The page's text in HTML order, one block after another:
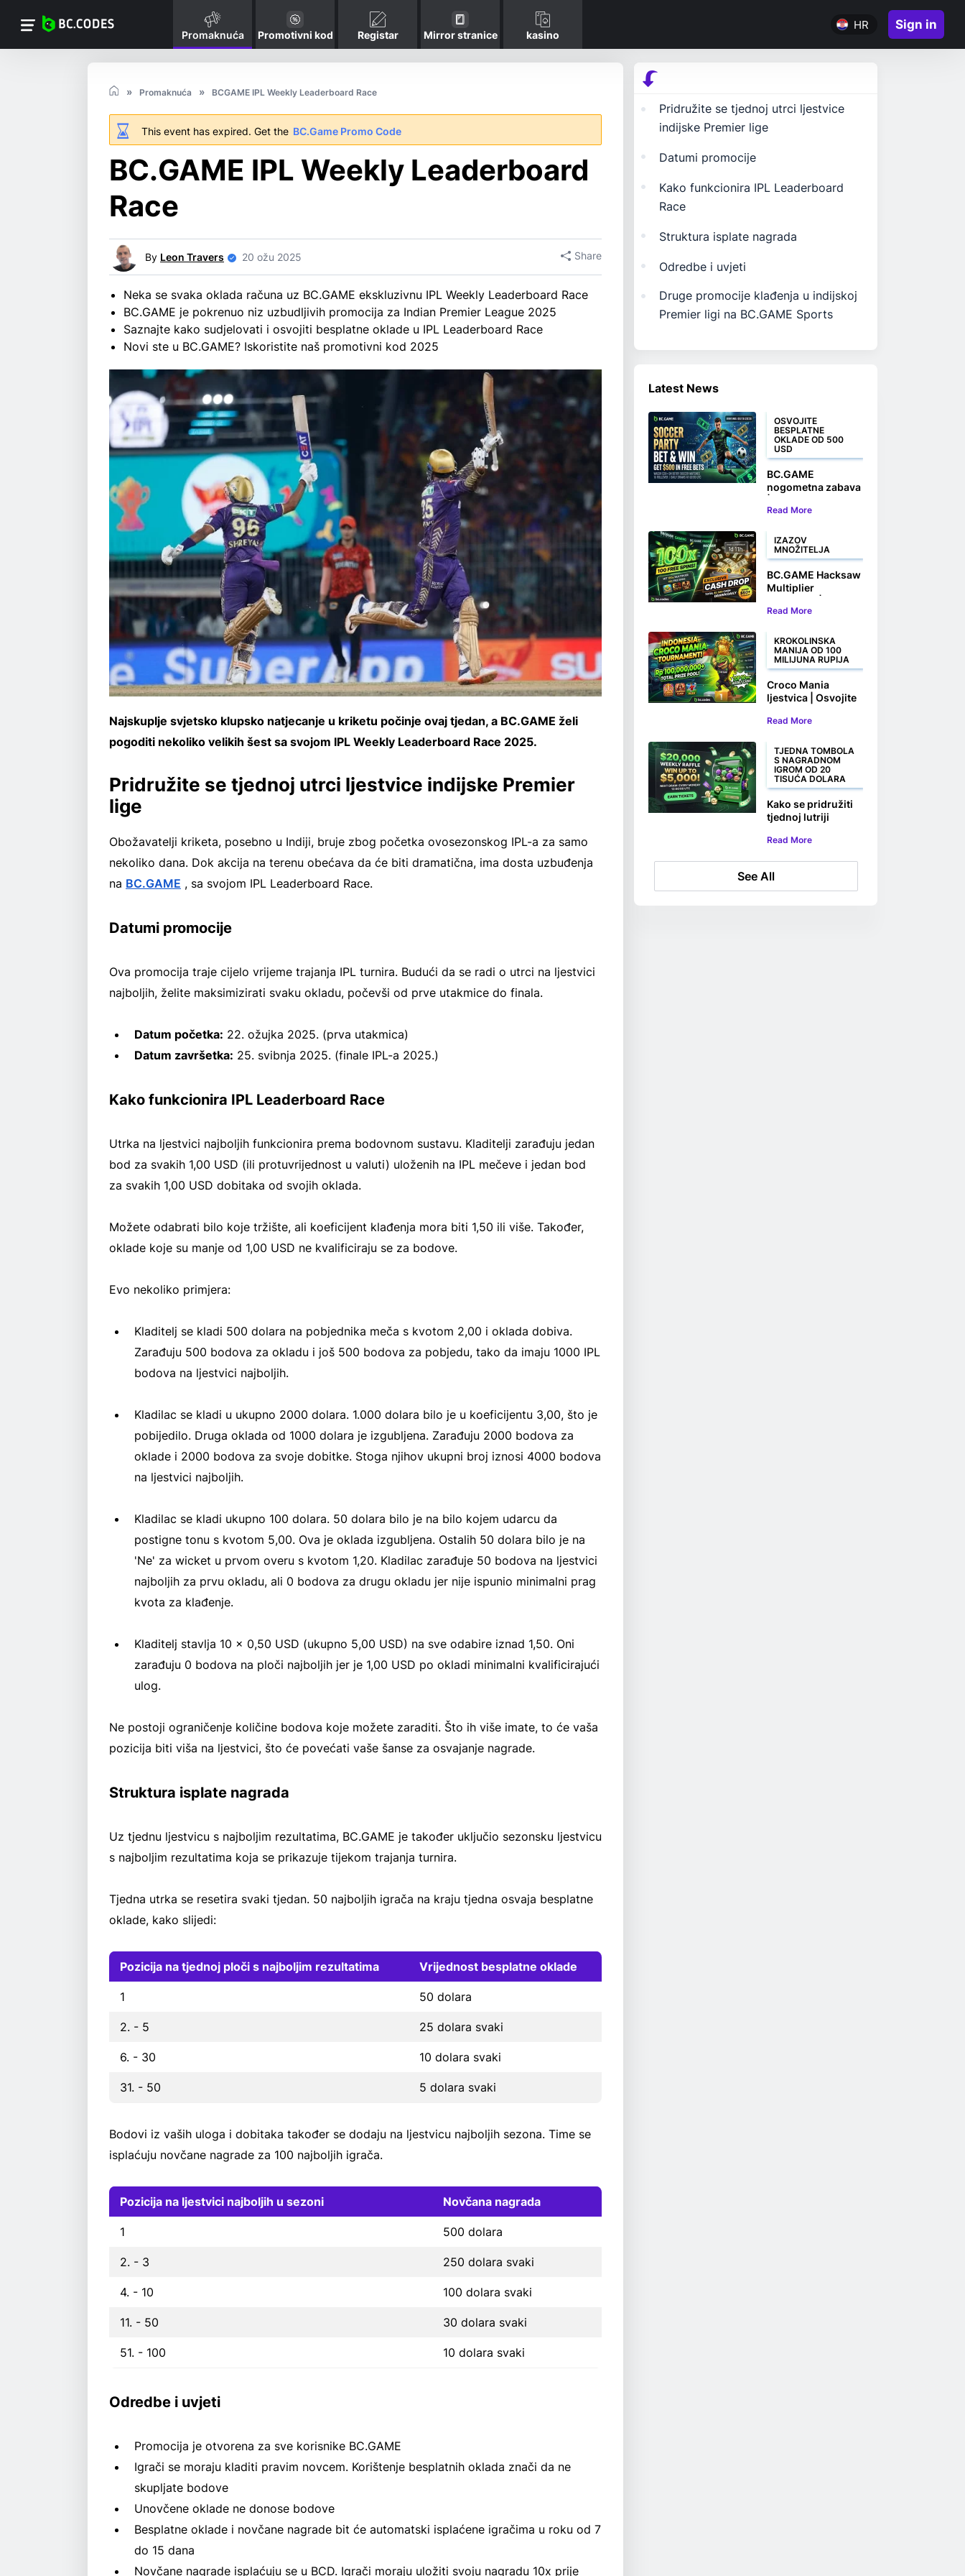
Promaknuća Promotivni kod Registar Mirror stranice kasino
HR Sign in
Promaknuća BCGAME IPL Weekly Leaderboard Race
This event has expired. Get the BC.Game Promo Code
BC.GAME IPL Weekly Leaderboard
Race
By Leon Travers 20 ožu 2025 Share
Neka se svaka oklada računa uz BC.GAME ekskluzivnu IPL Weekly Leaderboard Race
BC.GAME je pokrenuo niz uzbudljivih promocija za Indian Premier League 2025
Saznajte kako sudjelovati i osvojiti besplatne oklade u IPL Leaderboard Race
Novi ste u BC.GAME? Iskoristite naš promotivni kod 2025
Najskuplje svjetsko klupsko natjecanje u kriketu počinje ovaj tjedan, a BC.GAME želi
pogoditi nekoliko velikih šest sa svojom IPL Weekly Leaderboard Race 2025.
Pridružite se tjednoj utrci ljestvice indijske Premier
lige
Obožavatelji kriketa, posebno u Indiji, bruje zbog početka ovosezonskog IPL-a za samo
nekoliko dana. Dok akcija na terenu obećava da će biti dramatična, ima dosta uzbuđenja
na BC.GAME , sa svojom IPL Leaderboard Race.
Datumi promocije
Ova promocija traje cijelo vrijeme trajanja IPL turnira. Budući da se radi o utrci na ljestvici
najboljih, želite maksimizirati svaku okladu, počevši od prve utakmice do finala.
Datum početka: 22. ožujka 2025. (prva utakmica)
Datum završetka: 25. svibnja 2025. (finale IPL-a 2025.)
Kako funkcionira IPL Leaderboard Race
Utrka na ljestvici najboljih funkcionira prema bodovnom sustavu. Kladitelji zarađuju jedan
bod za svakih 1,00 USD (ili protuvrijednost u valuti) uloženih na IPL mečeve i jedan bod
za svakih 1,00 USD dobitaka od svojih oklada.
Možete odabrati bilo koje tržište, ali koeficijent klađenja mora biti 1,50 ili više. Također,
oklade koje su manje od 1,00 USD ne kvalificiraju se za bodove.
Evo nekoliko primjera:
Kladitelj se kladi 500 dolara na pobjednika meča s kvotom 2,00 i oklada dobiva.
Zarađuju 500 bodova za okladu i još 500 bodova za pobjedu, tako da imaju 1000 IPL
bodova na ljestvici najboljih.
Kladilac se kladi u ukupno 2000 dolara. 1.000 dolara bilo je u koeficijentu 3,00, što je
pobijedilo. Druga oklada od 1000 dolara je izgubljena. Zarađuju 2000 bodova za
oklade i 2000 bodova za svoje dobitke. Stoga njihov ukupni broj iznosi 4000 bodova
na ljestvici najboljih.
Kladilac se kladi ukupno 100 dolara. 50 dolara bilo je na bilo kojem udarcu da
postigne tonu s kvotom 5,00. Ova je oklada izgubljena. Ostalih 50 dolara bilo je na
'Ne' za wicket u prvom overu s kvotom 1,20. Kladilac zarađuje 50 bodova na ljestvici
najboljih za prvu okladu, ali 0 bodova za drugu okladu jer nije ispunio minimalni prag
kvota za klađenje.
Kladitelj stavlja 10 x 0,50 USD (ukupno 5,00 USD) na sve odabire iznad 1,50. Oni
zarađuju 0 bodova na ploči najboljih jer je 1,00 USD po okladi minimalni kvalificirajući
ulog.
Ne postoji ograničenje količine bodova koje možete zaraditi. Što ih više imate, to će vaša
pozicija biti viša na ljestvici, što će povećati vaše šanse za osvajanje nagrade.
Struktura isplate nagrada
Uz tjednu ljestvicu s najboljim rezultatima, BC.GAME je također uključio sezonsku ljestvicu
s najboljim rezultatima koja se prikazuje tijekom trajanja turnira.
Tjedna utrka se resetira svaki tjedan. 50 najboljih igrača na kraju tjedna osvaja besplatne
oklade, kako slijedi:
Pozicija na tjednoj ploči s najboljim rezultatima Vrijednost besplatne oklade
1 50 dolara
2. - 5 25 dolara svaki
6. - 30 10 dolara svaki
31. - 50 5 dolara svaki
Bodovi iz vaših uloga i dobitaka također se dodaju na ljestvicu najboljih sezona. Time se
isplaćuju novčane nagrade za 100 najboljih igrača.
Pozicija na ljestvici najboljih u sezoni Novčana nagrada
1 500 dolara
2. - 3 250 dolara svaki
4. - 10 100 dolara svaki
11. - 50 30 dolara svaki
51. - 100 10 dolara svaki
Odredbe i uvjeti
Promocija je otvorena za sve korisnike BC.GAME
Igrači se moraju kladiti pravim novcem. Korištenje besplatnih oklada znači da ne
skupljate bodove
Unovčene oklade ne donose bodove
Besplatne oklade i novčane nagrade bit će automatski isplaćene igračima u roku od 7
do 15 dana
Novčane nagrade isplaćuju se u BCD. Igrači moraju uložiti svoju nagradu 10x prije
Pridružite se tjednoj utrci ljestvice
indijske Premier lige
Datumi promocije
Kako funkcionira IPL Leaderboard
Race
Struktura isplate nagrada
Odredbe i uvjeti
Druge promocije klađenja u indijskoj
Premier ligi na BC.GAME Sports
Latest News
OSVOJITE
BESPLATNE
OKLADE OD 500
USD
BC.GAME
nogometna zabava
osvojite do 500
okladama
Read More
IZAZOV
MNOŽITELJA
BC.GAME Hacksaw
Multiplier
Osvojite 100
i novčane nagrade
Read More
KROKOLINSKA
MANIJA OD 100
MILIJUNA RUPIJA
Croco Mania
ljestvica | Osvojite
100.000.000 Rp+
Read More
TJEDNA TOMBOLA
S NAGRADNOM
IGROM OD 20
TISUĆA DOLARA
Kako se pridružiti
tjednoj lutriji
USD
Read More
See All